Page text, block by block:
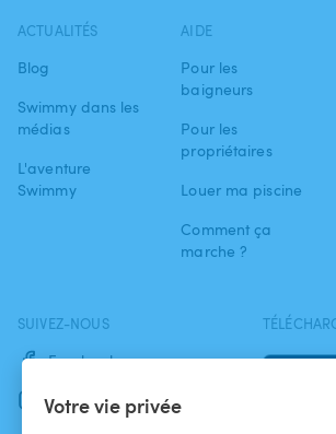
Votre vie privée
ACTUALITÉS
Blog
Swimmy dans les
médias
L'aventure
Swimmy
AIDE
Pour les
baigneurs
Pour les
propriétaires
Louer ma piscine
Comment ça
marche ?
SUIVEZ-NOUS
Facebook
Instagram